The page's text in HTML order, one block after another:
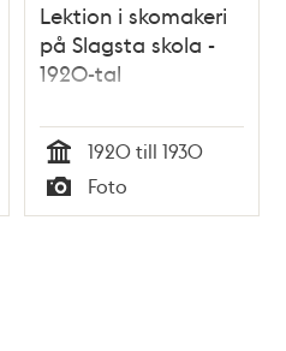
Lektion i skomakeri
på Slagsta skola -
1920-tal
Tid
1920 till 1930
Typ
Foto